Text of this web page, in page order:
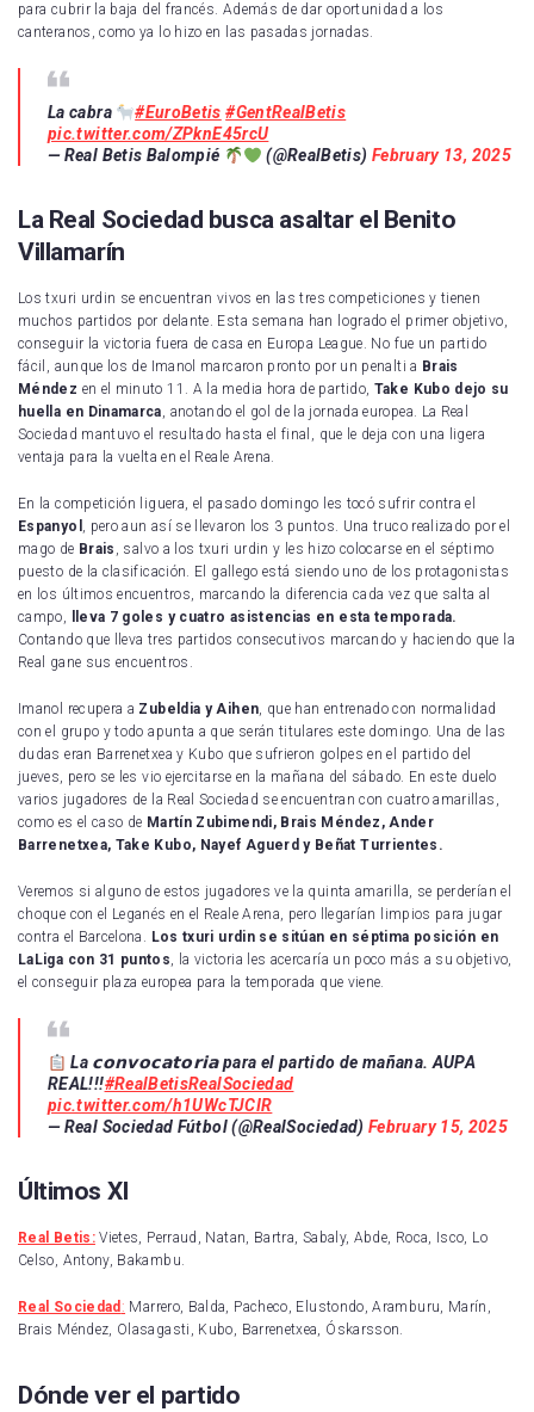
para cubrir la baja del francés. Además de dar oportunidad a los
canteranos, como ya lo hizo en las pasadas jornadas.
La cabra #EuroBetis #GentRealBetis
pic.twitter.com/ZPknE45rcU
— Real Betis Balompié
(@RealBetis) February 13, 2025
La Real Sociedad busca asaltar el Benito
Villamarín
Los txuri urdin se encuentran vivos en las tres competiciones y tienen
muchos partidos por delante. Esta semana han logrado el primer objetivo,
conseguir la victoria fuera de casa en Europa League. No fue un partido
fácil, aunque los de Imanol marcaron pronto por un penalti a Brais
Méndez en el minuto 11. A la media hora de partido, Take Kubo dejo su
huella en Dinamarca, anotando el gol de la jornada europea. La Real
Sociedad mantuvo el resultado hasta el final, que le deja con una ligera
ventaja para la vuelta en el Reale Arena.
En la competición liguera, el pasado domingo les tocó sufrir contra el
Espanyol , pero aun así se llevaron los 3 puntos. Una truco realizado por el
mago de Brais , salvo a los txuri urdin y les hizo colocarse en el séptimo
puesto de la clasificación. El gallego está siendo uno de los protagonistas
en los últimos encuentros, marcando la diferencia cada vez que salta al
campo,
lleva 7 goles y cuatro asistencias en esta temporada.
Contando que lleva tres partidos consecutivos marcando y haciendo que la
Real gane sus encuentros.
Imanol recupera a Zubeldia y Aihen, que han entrenado con normalidad
con el grupo y todo apunta a que serán titulares este domingo. Una de las
dudas eran Barrenetxea y Kubo que sufrieron golpes en el partido del
jueves, pero se les vio ejercitarse en la mañana del sábado. En este duelo
varios jugadores de la Real Sociedad se encuentran con cuatro amarillas,
como es el caso de Martín Zubimendi, Brais Méndez, Ander
Barrenetxea, Take Kubo, Nayef Aguerd y Beñat Turrientes.
Veremos si alguno de estos jugadores ve la quinta amarilla, se perderían el
choque con el Leganés en el Reale Arena, pero llegarían limpios para jugar
contra el Barcelona. Los txuri urdin se sitúan en séptima posición en
LaLiga con 31 puntos, la victoria les acercaría un poco más a su objetivo,
el conseguir plaza europea para la temporada que viene.
La 𝗰𝗼𝗻𝘃𝗼𝗰𝗮𝘁𝗼𝗿𝗶𝗮 para el partido de mañana. AUPA
REAL!!!#RealBetisRealSociedad
pic.twitter.com/h1UWcTJCIR
— Real Sociedad Fútbol (@RealSociedad)February 15, 2025
Últimos XI
Real Betis:Vietes, Perraud, Natan, Bartra, Sabaly, Abde, Roca, Isco, Lo
Celso, Antony, Bakambu.
Real Sociedad : Marrero, Balda, Pacheco, Elustondo, Aramburu, Marín,
Brais Méndez, Olasagasti, Kubo, Barrenetxea, Óskarsson.
Dónde ver el partido